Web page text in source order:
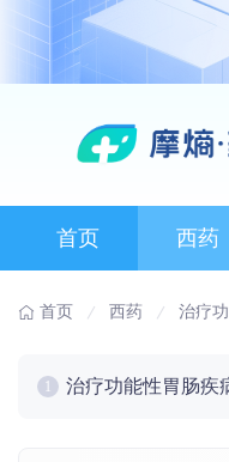
首页 西药
首页 西药 治疗
治疗功能性胃肠疾